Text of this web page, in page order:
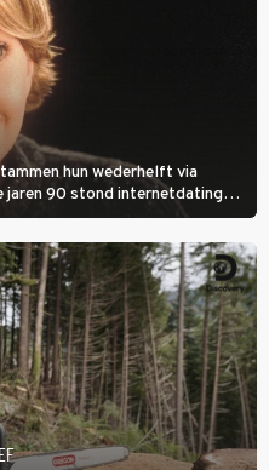
hun wederhelft via
jaren 90 stond internetdating
You've Got Mail zie je dat